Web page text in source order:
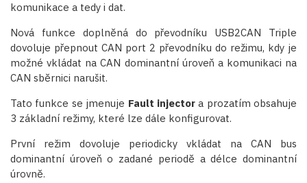
komunikace a tedy i dat.
Nová funkce doplněná do převodníku USB2CAN Triple
dovoluje přepnout CAN port 2 převodníku do režimu, kdy je
možné vkládat na CAN dominantní úroveň a komunikaci na
CAN sběrnici narušit.
Tato funkce se jmenuje Fault injectora prozatím obsahuje
3 základní režimy, které lze dále konfigurovat.
První režim dovoluje periodicky vkládat na CAN bus
dominantní úroveň o zadané periodě a délce dominantní
úrovně.